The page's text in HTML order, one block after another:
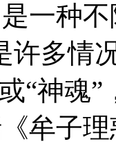
一种
许多情
“神魂
牟子理